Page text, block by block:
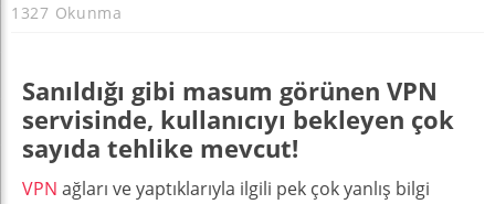
1327 Okunma
Sanıldığı gibi masum görünen VPN
servisinde, kullanıcıyı bekleyen çok
sayıda tehlike mevcut!
VPN ağları ve yaptıklarıyla ilgili pek çok yanlış bilgi